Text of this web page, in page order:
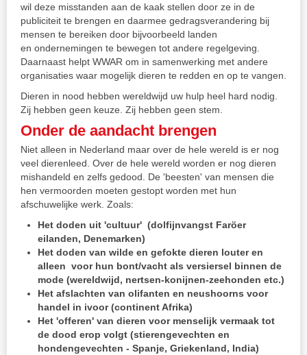
wil deze misstanden aan de kaak stellen door ze in de
publiciteit te brengen en daarmee gedragsverandering bij
mensen te bereiken door bijvoorbeeld landen
en ondernemingen te bewegen tot andere regelgeving.
Daarnaast helpt WWAR om in samenwerking met andere
organisaties waar mogelijk dieren te redden en op te vangen.
Dieren in nood hebben wereldwijd uw hulp heel hard nodig.
Zij hebben geen keuze. Zij hebben geen stem.
Onder de aandacht brengen
Niet alleen in Nederland maar over de hele wereld is er nog
veel dierenleed. Over de hele wereld worden er nog dieren
mishandeld en zelfs gedood. De 'beesten' van mensen die
hen vermoorden moeten gestopt worden met hun
afschuwelijke werk. Zoals:
Het doden uit 'cultuur' (dolfijnvangst Faröer
eilanden, Denemarken)
Het doden van wilde en gefokte dieren louter en
alleen voor hun bont/vacht als versiersel binnen de
mode (wereldwijd, nertsen-konijnen-zeehonden etc.)
Het afslachten van olifanten en neushoorns voor
handel in ivoor (continent Afrika)
Het 'offeren' van dieren voor menselijk vermaak tot
de dood erop volgt (stierengevechten en
hondengevechten - Spanje, Griekenland, India)